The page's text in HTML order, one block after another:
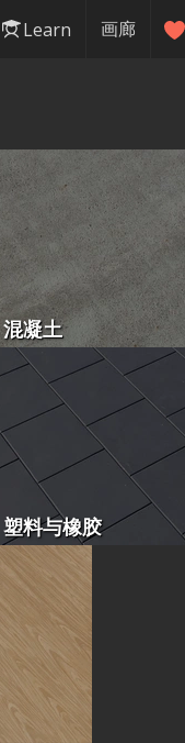
Learn 画廊
混凝土
塑料与橡胶